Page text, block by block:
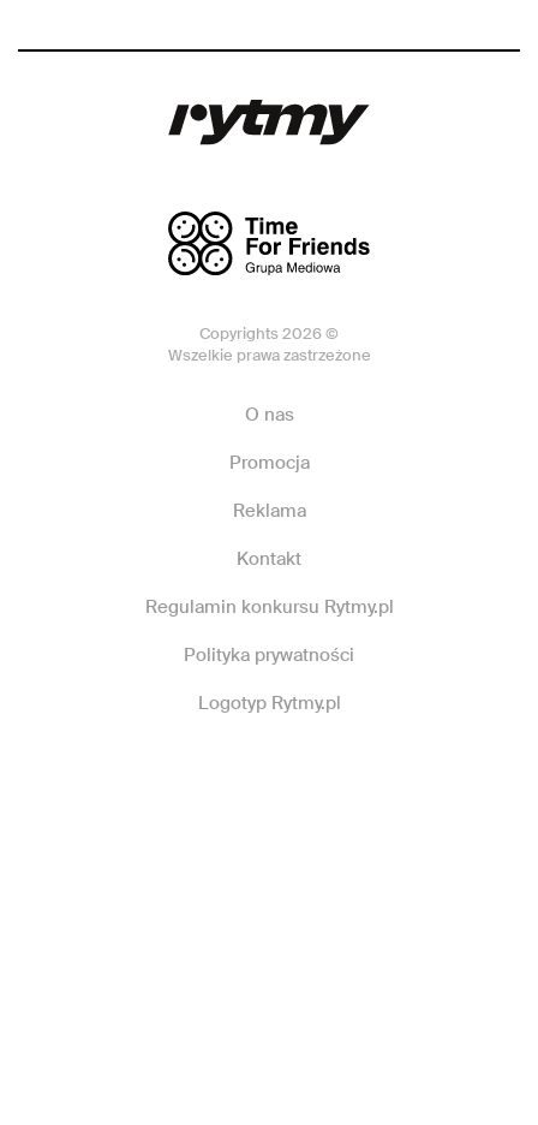
Copyrights 2026 ©
Wszelkie prawa zastrzeżone
O nas
Promocja
Reklama
Kontakt
Regulamin konkursu Rytmy.pl
Polityka prywatności
Logotyp Rytmy.pl